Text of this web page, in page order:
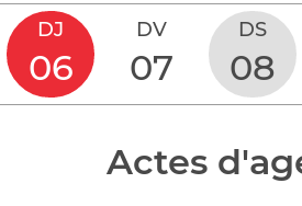
DJ
06
DV
07
DS
08
Actes